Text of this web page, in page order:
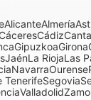
AlicanteAlmería
Cádiz
GipuzkoaGirona
JaénLa RiojaLas
NavarraOurense
TenerifeSegovia
Valladolid